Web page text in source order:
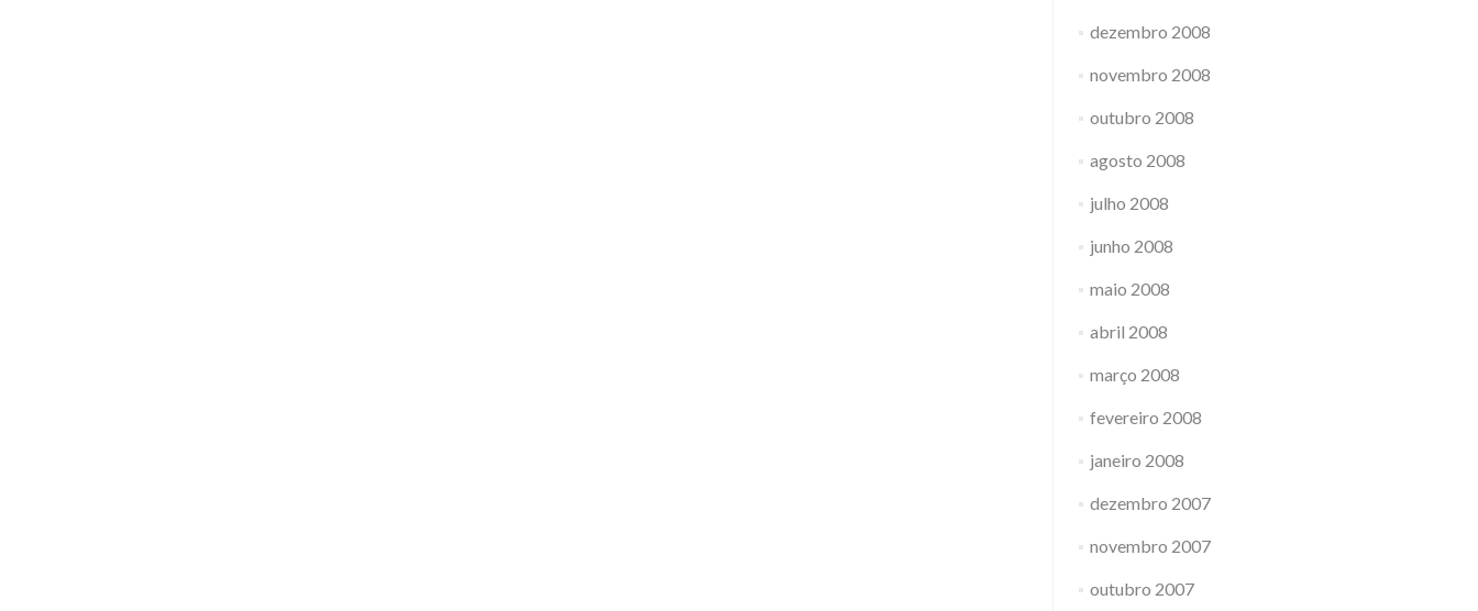
dezembro 2008
novembro 2008
outubro 2008
agosto 2008
julho 2008
junho 2008
maio 2008
abril 2008
março 2008
fevereiro 2008
janeiro 2008
dezembro 2007
novembro 2007
outubro 2007